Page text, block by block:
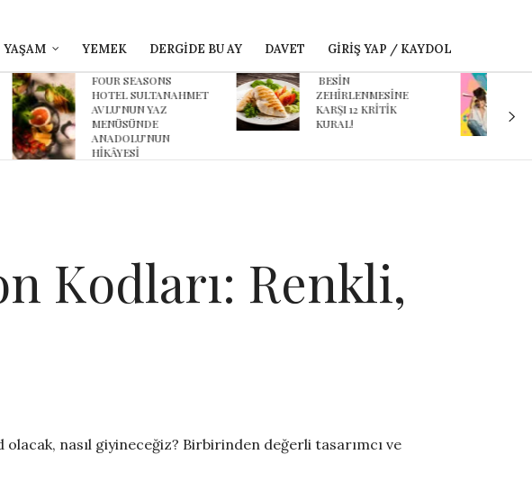
YAŞAM YEMEK DERGIDE BU AY DAVET GIRIŞ YAP / KAYDOL
BESİN
ZEHİRLENMESİNE
KARŞI 12 KRİTİK
KURAL!
Karnaval’dan geçmişe
davet eden yeni
podcast serisi: Ayşegül
Aldinç ile O Zaman
Kodları: Renkli,
nasıl giyineceğiz? Birbirinden değerli tasarımcı ve